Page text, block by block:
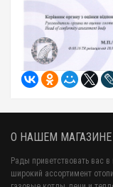
О НАШЕМ МАГАЗИНЕ
Рады приветствовать вас
широкий ассортимент